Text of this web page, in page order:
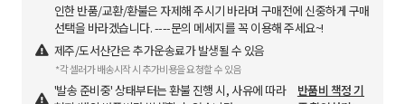
인한 반품/교환/환불은 자제해 주시기 바라며 구매전에 신중하게 구매
선택을 바라겠습니다. ----문의 메세지를 꼭 이용해 주세요~!
제주/도서산간은 추가운송료가 발생될 수 있음
*각 셀러가 배송시작 시 추가비용을 요청할 수 있음
'발송 준비중' 상태부터는 환불 진행 시, 사유에 따라
반품비 책정 기